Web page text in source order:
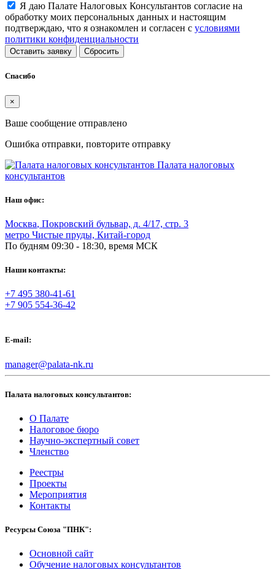
Я даю Палате Налоговых Консультантов согласие на
обработку моих персональных данных и настоящим
подтверждаю, что я ознакомлен и согласен с условиями
политики конфиденциальности
Оставить заявку Сбросить
Спасибо
×
Ваше сообщение отправлено
Ошибка отправки, повторите отправку
Палата налоговых
консультантов
Наш офис:
Москва, Покровский бульвар, д. 4/17, стр. 3
метро Чистые пруды, Китай-город
По будням 09:30 - 18:30, время МСК
Наши контакты:
+7 495 380-41-61
+7 905 554-36-42
E-mail:
manager@palata-nk.ru
Палата налоговых консультантов:
О Палате
Налоговое бюро
Научно-экспертный совет
Членство
Реестры
Проекты
Мероприятия
Контакты
Ресурсы Союза "ПНК":
Основной сайт
Обучение налоговых консультантов